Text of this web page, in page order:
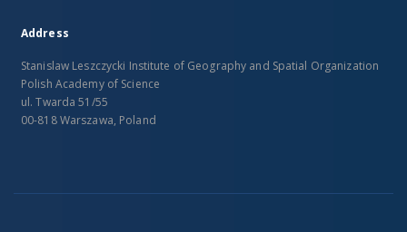
Address
Stanislaw Leszczycki Institute of Geography and Spatial Organization
Polish Academy of Science
ul. Twarda 51/55
00-818 Warszawa, Poland